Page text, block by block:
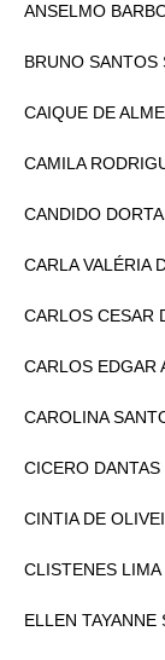
ANSELMO
BRUNO SANTOS
CAIQUE DE
CAMILA
CANDIDO
CARLA VALÉRIA
CARLOS CESAR
CARLOS EDGAR
CAROLINA
CICERO
CINTIA DE
CLISTENES
ELLEN